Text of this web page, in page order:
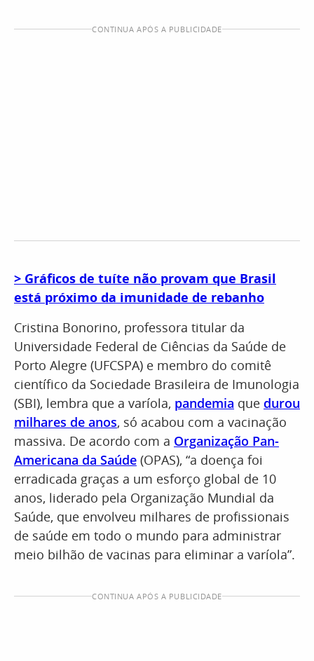
CONTINUA APÓS A PUBLICIDADE
> Gráficos de tuíte não provam que Brasil
está próximo da imunidade de rebanho
Cristina Bonorino, professora titular da
Universidade Federal de Ciências da Saúde de
Porto Alegre (UFCSPA) e membro do comitê
científico da Sociedade Brasileira de Imunologia
(SBI), lembra que a varíola, pandemia que durou
milhares de anos, só acabou com a vacinação
massiva. De acordo com a Organização Pan-
Americana da Saúde (OPAS), “a doença foi
erradicada graças a um esforço global de 10
anos, liderado pela Organização Mundial da
Saúde, que envolveu milhares de profissionais
de saúde em todo o mundo para administrar
meio bilhão de vacinas para eliminar a varíola”.
CONTINUA APÓS A PUBLICIDADE